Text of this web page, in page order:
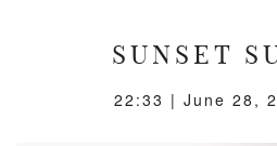
SUNSET
22:33 | June 28,